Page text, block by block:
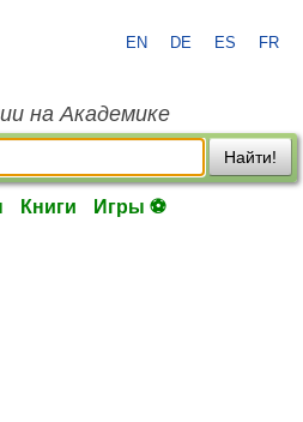
EN DE ES FR
на Академике
Найти!
Книги Игры ⚽